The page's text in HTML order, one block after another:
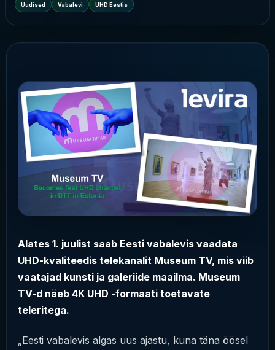
Uudised Vabalevi UHD Eestis
Alates 1. juulist saab Eesti vabalevis vaadata
UHD-kvaliteedis telekanalit Museum TV, mis viib
vaatajad kunsti ja galeriide maailma. Museum
TV-d näeb 4K UHD -formaati toetavate
teleritega.
„Eesti vabalevis algas uus ajastu, kuna täna öösel